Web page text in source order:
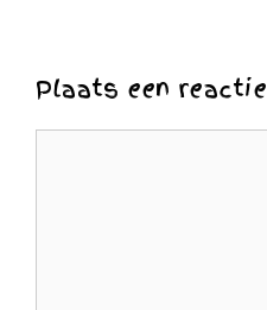
Plaats een reactie